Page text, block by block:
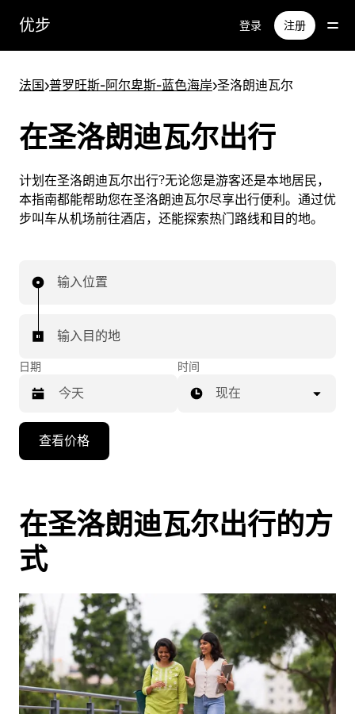
优步 登录 注册
法国>普罗旺斯-阿尔卑斯-蓝色海岸>圣洛朗迪瓦尔
在圣洛朗迪瓦尔出行
计划在圣洛朗迪瓦尔出行?无论您是游客还是本地居民，
本指南都能帮助您在圣洛朗迪瓦尔尽享出行便利。通过优
步叫车从机场前往酒店，还能探索热门路线和目的地。
输入位置
输入目的地
日期
向
头
键
可
浏
日
历
并
选
择
日
时间
现在
查看价格
在圣洛朗迪瓦尔出行的方
式